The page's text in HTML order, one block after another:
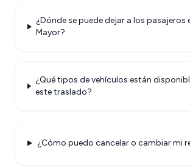
¿Dónde se puede dejar a los pasajeros
Mayor?
¿Qué tipos de vehículos están
este traslado?
¿Cómo puedo cancelar o cambiar mi